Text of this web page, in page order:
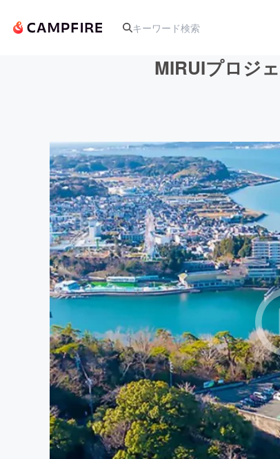
アート・写真
テクノロジー・ガジェット
映像・映画
ビジネス・起業
まちづくり・地域活性化
MIRUIプロジ